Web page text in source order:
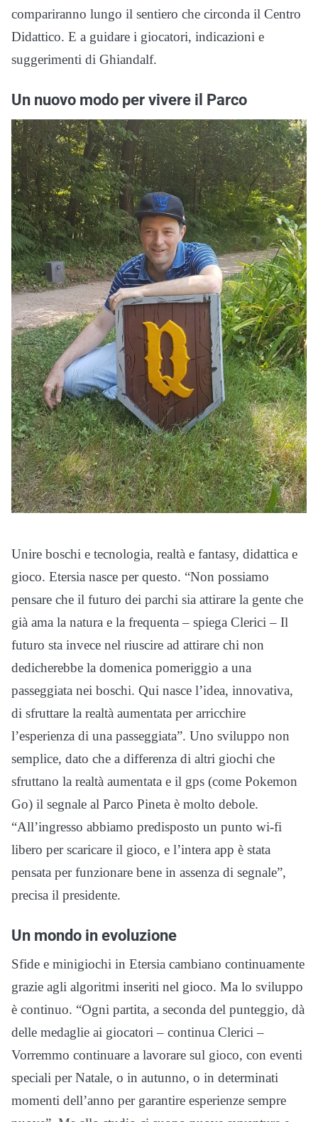
compariranno lungo il sentiero che circonda il Centro
Didattico. E a guidare i giocatori, indicazioni e
suggerimenti di Ghiandalf.
Un nuovo modo per vivere il Parco
Unire boschi e tecnologia, realtà e fantasy, didattica e
gioco. Etersia nasce per questo. “Non possiamo
pensare che il futuro dei parchi sia attirare la gente che
già ama la natura e la frequenta – spiega Clerici – Il
futuro sta invece nel riuscire ad attirare chi non
dedicherebbe la domenica pomeriggio a una
passeggiata nei boschi. Qui nasce l’idea, innovativa,
di sfruttare la realtà aumentata per arricchire
l’esperienza di una passeggiata”. Uno sviluppo non
semplice, dato che a differenza di altri giochi che
sfruttano la realtà aumentata e il gps (come Pokemon
Go) il segnale al Parco Pineta è molto debole.
“All’ingresso abbiamo predisposto un punto wi-fi
libero per scaricare il gioco, e l’intera app è stata
pensata per funzionare bene in assenza di segnale”,
precisa il presidente.
Un mondo in evoluzione
Sfide e minigiochi in Etersia cambiano continuamente
grazie agli algoritmi inseriti nel gioco. Ma lo sviluppo
è continuo. “Ogni partita, a seconda del punteggio, dà
delle medaglie ai giocatori – continua Clerici –
Vorremmo continuare a lavorare sul gioco, con eventi
speciali per Natale, o in autunno, o in determinati
momenti dell’anno per garantire esperienze sempre